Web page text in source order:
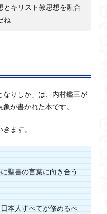
とキリスト教思想を融合
ね
なりしか」は、内村鑑三が
が書かれた本です。
ます。
聖書の言葉に向き合う
本人すべてが修めるべ